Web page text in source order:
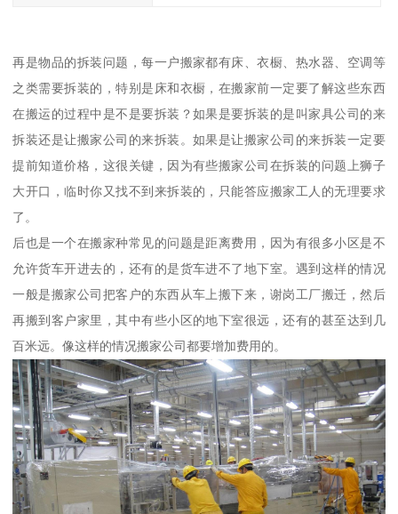
再是物品的拆装问题，每一户搬家都有床、衣橱、热水器、空调等
之类需要拆装的，特别是床和衣橱，在搬家前一定要了解这些东西
在搬运的过程中是不是要拆装？如果是要拆装的是叫家具公司的来
拆装还是让搬家公司的来拆装。如果是让搬家公司的来拆装一定要
提前知道价格，这很关键，因为有些搬家公司在拆装的问题上狮子
大开口，临时你又找不到来拆装的，只能答应搬家工人的无理要求
了。
后也是一个在搬家种常见的问题是距离费用，因为有很多小区是不
允许货车开进去的，还有的是货车进不了地下室。遇到这样的情况
一般是搬家公司把客户的东西从车上搬下来，谢岗工厂搬迁，然后
再搬到客户家里，其中有些小区的地下室很远，还有的甚至达到几
百米远。像这样的情况搬家公司都要增加费用的。